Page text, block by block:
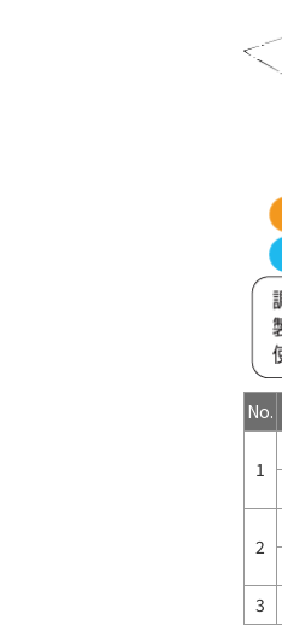
No.
1
2
3